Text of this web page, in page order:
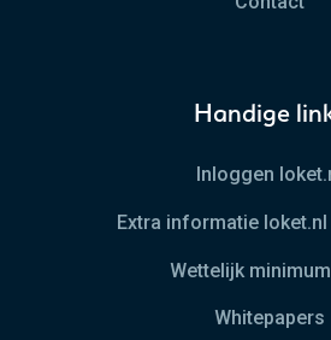
Handige
Inloggen
Extra informatie
Wettelijk
Whitepapers